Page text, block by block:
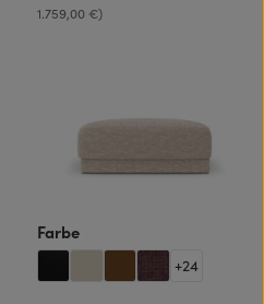
1.759,00 €)
Farbeauswählen
+24